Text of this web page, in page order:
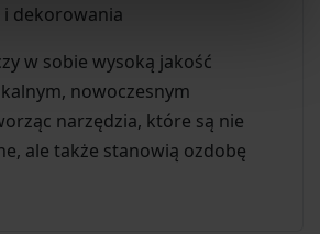
dekorowania
w sobie wysoką jakość
nowoczesnym
narzędzia, które są nie
ale także stanowią ozdobę